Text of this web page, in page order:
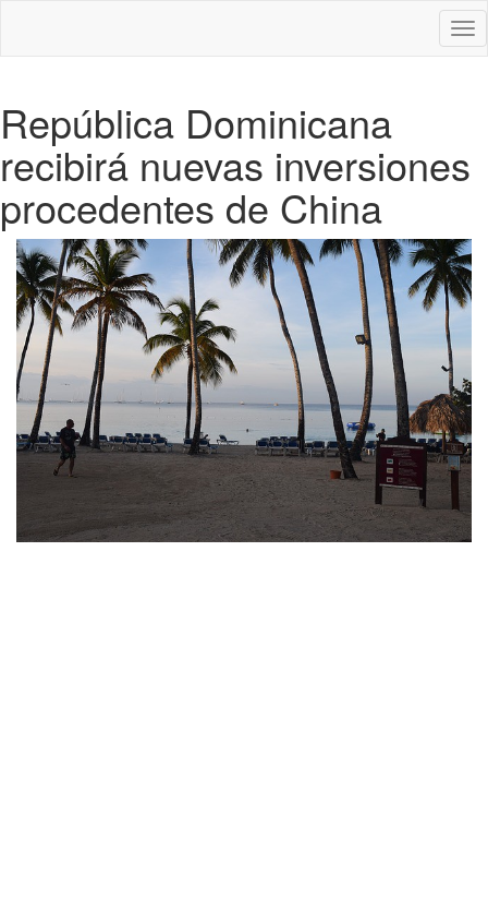
República Dominicana
recibirá nuevas inversiones
procedentes de China